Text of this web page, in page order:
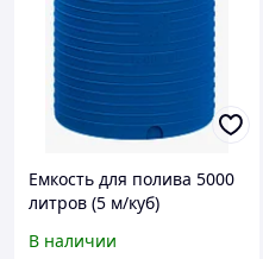
Емкость для полива 5000
литров (5 м/куб)
В наличии